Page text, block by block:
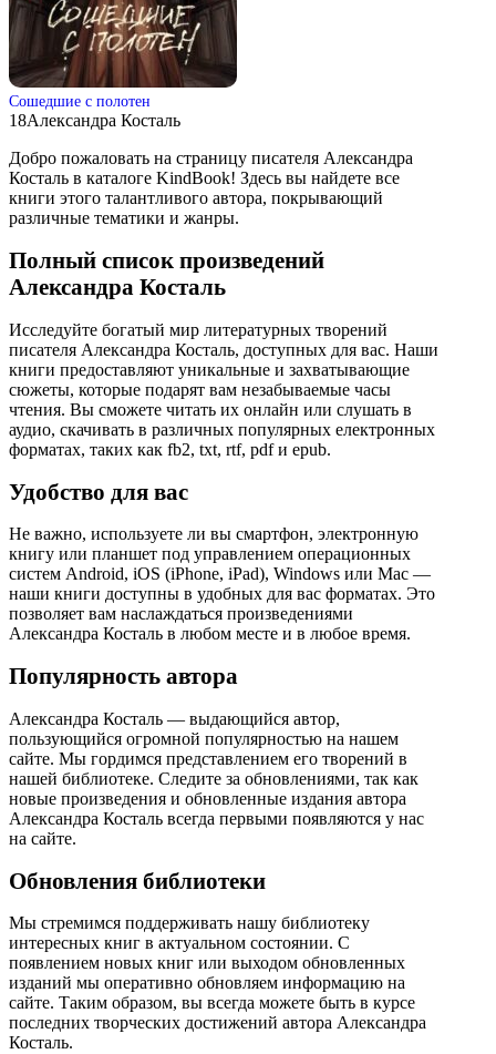
Сошедшие с полотен
18Александра Косталь
Добро пожаловать на страницу писателя Александра
Косталь в каталоге KindBook! Здесь вы найдете все
книги этого талантливого автора, покрывающий
различные тематики и жанры.
Полный список произведений
Александра Косталь
Исследуйте богатый мир литературных творений
писателя Александра Косталь, доступных для вас. Наши
книги предоставляют уникальные и захватывающие
сюжеты, которые подарят вам незабываемые часы
чтения. Вы сможете читать их онлайн или слушать в
аудио, скачивать в различных популярных електронных
форматах, таких как fb2, txt, rtf, pdf и epub.
Удобство для вас
Не важно, используете ли вы смартфон, электронную
книгу или планшет под управлением операционных
систем Android, iOS (iPhone, iPad), Windows или Mac —
наши книги доступны в удобных для вас форматах. Это
позволяет вам наслаждаться произведениями
Александра Косталь в любом месте и в любое время.
Популярность автора
Александра Косталь — выдающийся автор,
пользующийся огромной популярностью на нашем
сайте. Мы гордимся представлением его творений в
нашей библиотеке. Следите за обновлениями, так как
новые произведения и обновленные издания автора
Александра Косталь всегда первыми появляются у нас
на сайте.
Обновления библиотеки
Мы стремимся поддерживать нашу библиотеку
интересных книг в актуальном состоянии. С
появлением новых книг или выходом обновленных
изданий мы оперативно обновляем информацию на
сайте. Таким образом, вы всегда можете быть в курсе
последних творческих достижений автора Александра
Косталь.